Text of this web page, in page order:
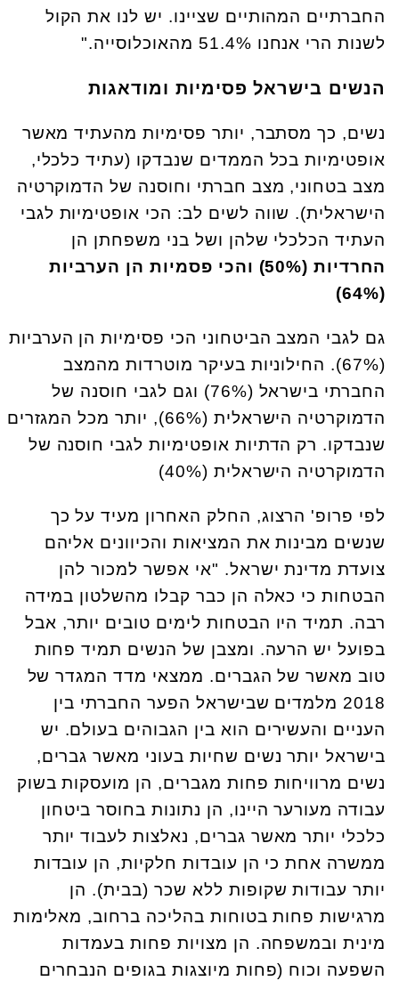
החברתיים המהותיים שציינו. יש לנו את הקול
לשנות הרי אנחנו 51.4% מהאוכלוסייה."
הנשים בישראל פסימיות ומודאגות
נשים, כך מסתבר, יותר פסימיות מהעתיד מאשר
אופטימיות בכל הממדים שנבדקו (עתיד כלכלי,
מצב בטחוני, מצב חברתי וחוסנה של הדמוקרטיה
הישראלית). שווה לשים לב: הכי אופטימיות לגבי
העתיד הכלכלי שלהן ושל בני משפחתן הן
החרדיות (50%) והכי פסמיות הן הערביות
(64%)
גם לגבי המצב הביטחוני הכי פסימיות הן הערביות
(67%). החילוניות בעיקר מוטרדות מהמצב
החברתי בישראל (76%) וגם לגבי חוסנה של
הדמוקרטיה הישראלית (66%), יותר מכל המגזרים
שנבדקו. רק הדתיות אופטימיות לגבי חוסנה של
הדמוקרטיה הישראלית (40%)
לפי פרופ' הרצוג, החלק האחרון מעיד על כך
שנשים מבינות את המציאות והכיוונים אליהם
צועדת מדינת ישראל. "אי אפשר למכור להן
הבטחות כי כאלה הן כבר קבלו מהשלטון במידה
רבה. תמיד היו הבטחות לימים טובים יותר, אבל
בפועל יש הרעה. ומצבן של הנשים תמיד פחות
טוב מאשר של הגברים. ממצאי מדד המגדר של
2018 מלמדים שבישראל הפער החברתי בין
העניים והעשירים הוא בין הגבוהים בעולם. יש
בישראל יותר נשים שחיות בעוני מאשר גברים,
נשים מרוויחות פחות מגברים, הן מועסקות בשוק
עבודה מעורער היינו, הן נתונות בחוסר ביטחון
כלכלי יותר מאשר גברים, נאלצות לעבוד יותר
ממשרה אחת כי הן עובדות חלקיות, הן עובדות
יותר עבודות שקופות ללא שכר (בבית). הן
מרגישות פחות בטוחות בהליכה ברחוב, מאלימות
מינית ובמשפחה. הן מצויות פחות בעמדות
השפעה וכוח (פחות מיוצגות בגופים הנבחרים